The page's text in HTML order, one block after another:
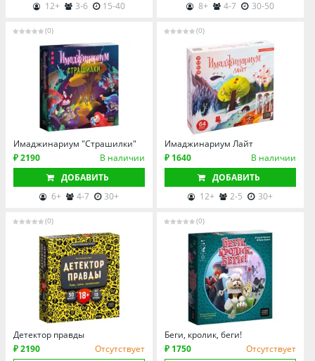
12+
3-6 15-40
8+
4-7 30-50
(0)
Имаджинариум "Страшилки"
₽ 2190
В наличии
ДОБАВИТЬ
6+
4-7 30+
(0)
Имаджинариум Лайт
₽ 1640
В наличии
ДОБАВИТЬ
12+
2-5 30+
(0)
Детектор правды
₽ 2190
Отсутствует
(0)
Беги, кролик, беги!
₽ 1750
Отсутствует